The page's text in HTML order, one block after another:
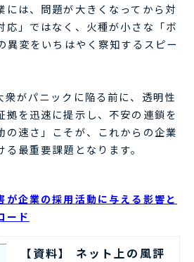
には、問題が大きくなってから対
応」ではなく、火種が小さな「ボ
異変をいちはやく察知するスピー
衆がパニックに陥る前に、透明性
拠を迅速に提示し、不安の連鎖を
の速さ」こそが、これからの企業
最重要課題となります。
企業の採用活動に与える影響と
ード
【資料】 ネット上の風評